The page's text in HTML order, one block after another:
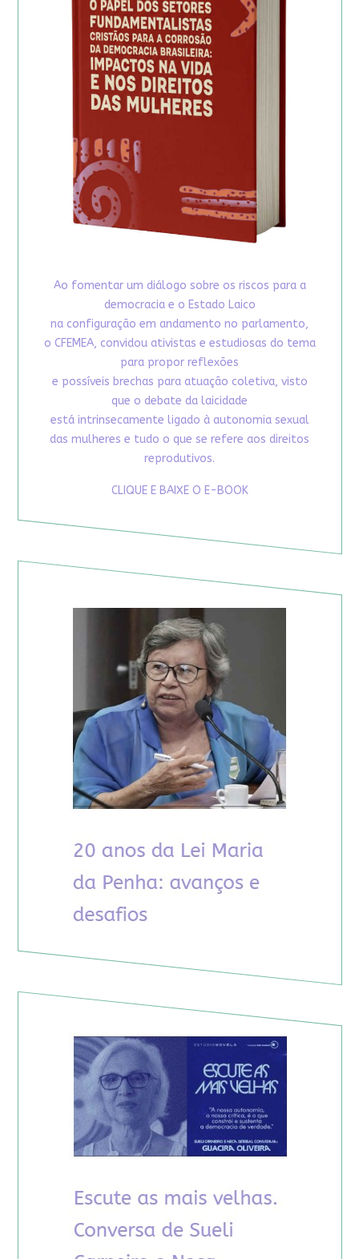
Ao fomentar um diálogo sobre os riscos para a
democracia e o Estado Laico
na configuração em andamento no parlamento,
o CFEMEA, convidou ativistas e estudiosas do tema
para propor reflexões
e possíveis brechas para atuação coletiva, visto
que o debate da laicidade
está intrinsecamente ligado à autonomia sexual
das mulheres e tudo o que se refere aos direitos
reprodutivos.
CLIQUE E BAIXE O E-BOOK